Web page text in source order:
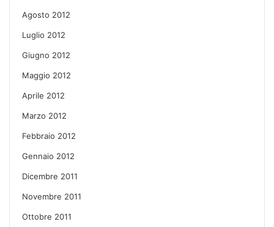
Agosto 2012
Luglio 2012
Giugno 2012
Maggio 2012
Aprile 2012
Marzo 2012
Febbraio 2012
Gennaio 2012
Dicembre 2011
Novembre 2011
Ottobre 2011